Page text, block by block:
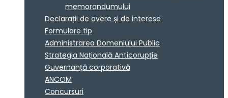
memorandumului
Declarații de avere și de interese
Formulare tip
Administrarea Domeniului Public
Strategia Națională Anticorupție
Guvernanță corporativă
ANCOM
Concursuri